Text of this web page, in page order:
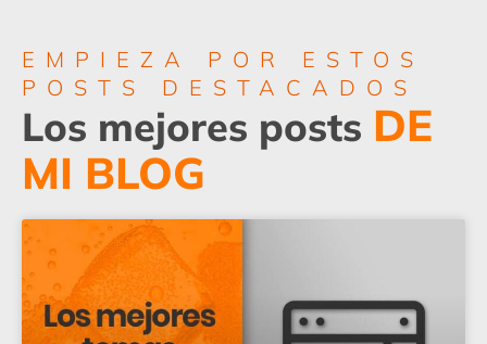
EMPIEZA POR ESTOS
POSTS DESTACADOS
Los mejores posts DE
MI BLOG